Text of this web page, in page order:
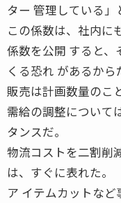
ター 管理している」
この係数は、社内に
係数を公開 すると、
くる恐れ があるから
販売は計画数量のこ
需給の調整について
タンスだ。
物流コストを二割削
は、すぐに表れた。
ア イテムカットな